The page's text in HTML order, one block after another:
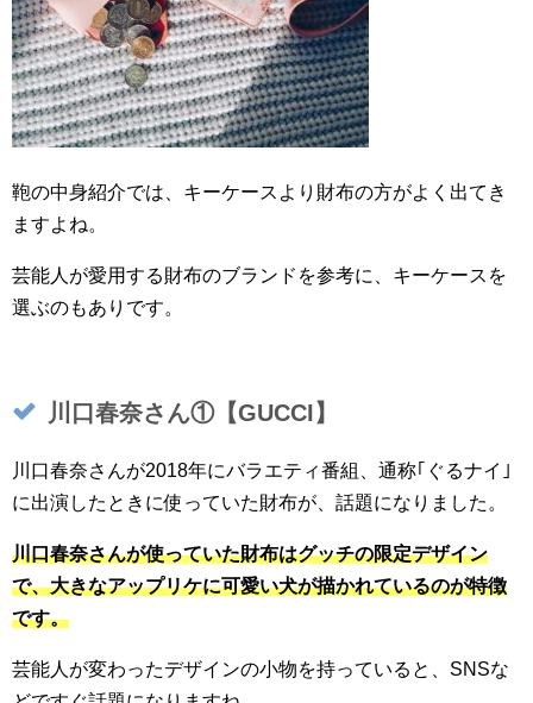
鞄の中身紹介では、キーケースより財布の方がよく出てき
ますよね。
芸能人が愛用する財布のブランドを参考に、キーケースを
選ぶのもありです。
川口春奈さん①【GUCCI】
川口春奈さんが2018年にバラエティ番組、通称｢ぐるナイ｣
に出演したときに使っていた財布が、話題になりました。
川口春奈さんが使っていた財布はグッチの限定デザイン
で、大きなアップリケに可愛い犬が描かれているのが特徴
です。
芸能人が変わったデザインの小物を持っていると、SNSな